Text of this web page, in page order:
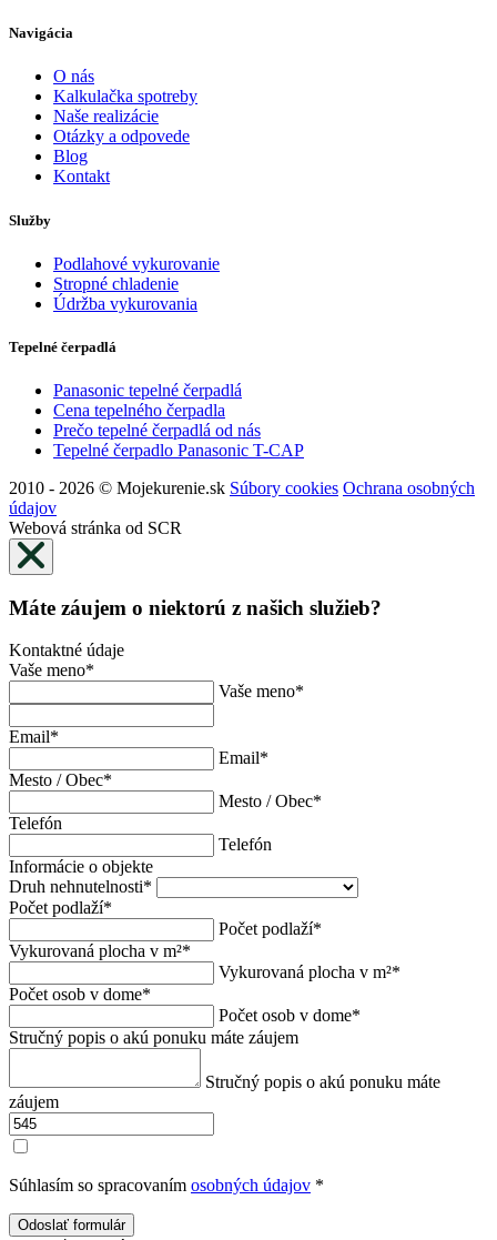
Navigácia
O nás
Kalkulačka spotreby
Naše realizácie
Otázky a odpovede
Blog
Kontakt
Služby
Podlahové vykurovanie
Stropné chladenie
Údržba vykurovania
Tepelné čerpadlá
Panasonic tepelné čerpadlá
Cena tepelného čerpadla
Prečo tepelné čerpadlá od nás
Tepelné čerpadlo Panasonic T-CAP
2010 - 2026 © Mojekurenie.sk Súbory cookies Ochrana osobných
údajov
Webová stránka od SCR
Máte záujem o niektorú z našich služieb?
Kontaktné údaje
Vaše meno*
Vaše meno*
Email*
Email*
Mesto / Obec*
Mesto / Obec*
Telefón
Telefón
Informácie o objekte
Druh nehnutelnosti*
Počet podlaží*
Počet podlaží*
Vykurovaná plocha v m²*
Vykurovaná plocha v m²*
Počet osob v dome*
Počet osob v dome*
Stručný popis o akú ponuku máte záujem
Stručný popis o akú ponuku máte
záujem
Súhlasím so spracovaním osobných údajov *